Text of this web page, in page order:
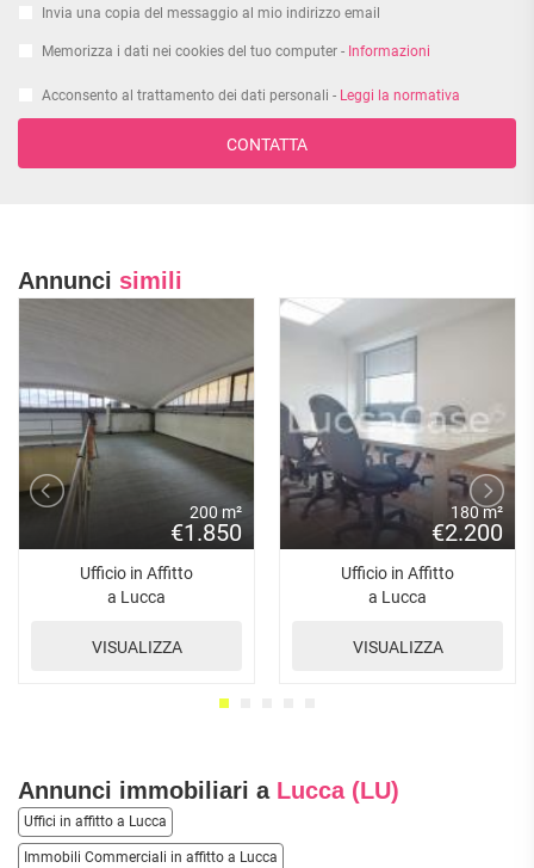
Invia una copia del messaggio al mio indirizzo email
Memorizza i dati nei cookies del tuo computer - Informazioni
Acconsento al trattamento dei dati personali - Leggi la normativa
CONTATTA
Annunci simili
200 m²
€1.850
Ufficio in Affitto
a Lucca
VISUALIZZA
180 m²
€2.200
Ufficio in Affitto
a Lucca
VISUALIZZA
Annunci immobiliari a Lucca (LU)
Uffici in affitto a Lucca
Immobili Commerciali in affitto a Lucca